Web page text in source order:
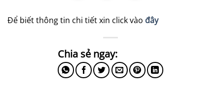
Để biết thông tin chi tiết xin click vào đây